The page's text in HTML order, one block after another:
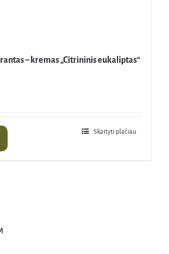
– kremas „Citrininis eukaliptas“
Skaityti plačiau